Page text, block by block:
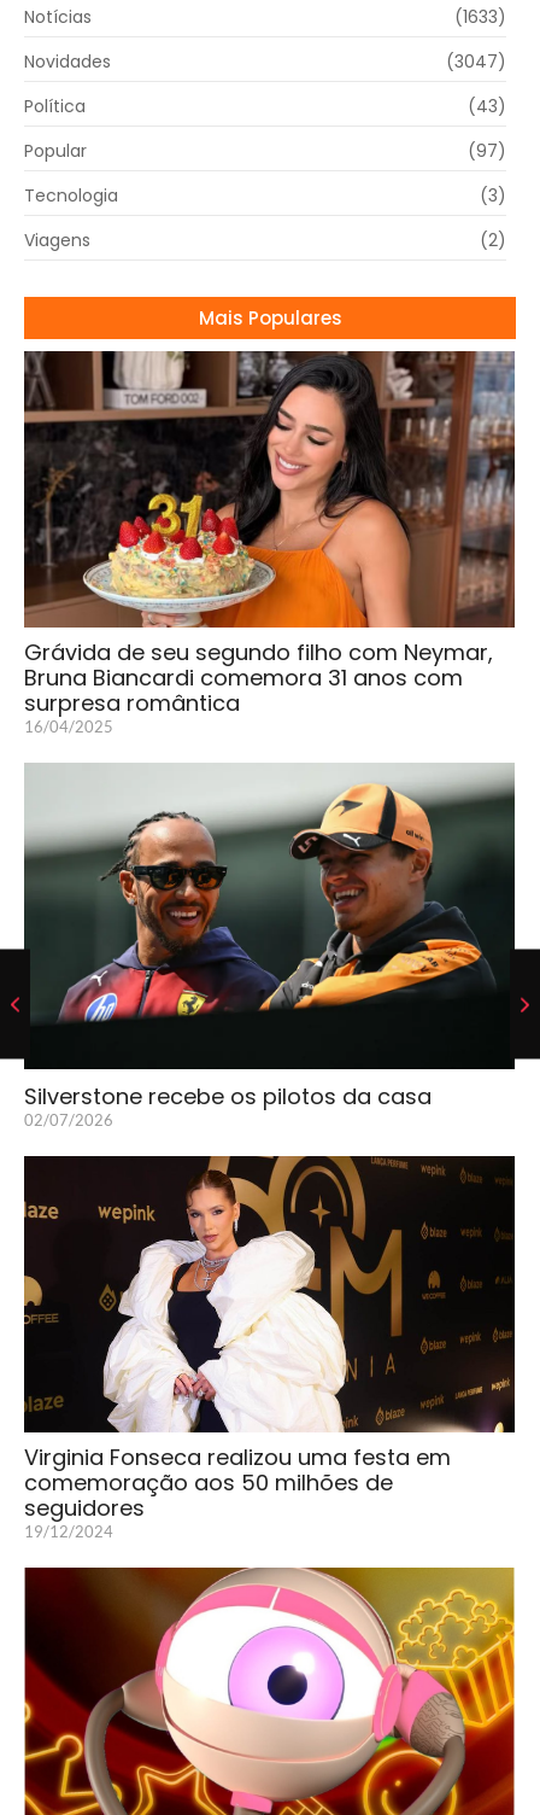
Mais Populares
Grávida de seu segundo filho com Neymar,
Bruna Biancardi comemora 31 anos com
surpresa romântica
16/04/2025
Silverstone recebe os pilotos da casa
02/07/2026
Virginia Fonseca realizou uma festa em
comemoração aos 50 milhões de
seguidores
19/12/2024
Notícias
(1633)
Novidades
(3047)
Política
(43)
Popular
(97)
Tecnologia
(3)
Viagens
(2)